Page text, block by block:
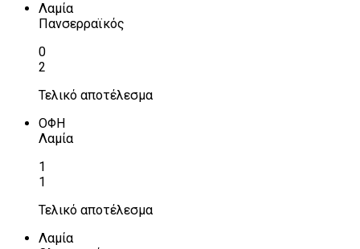
Λαμία
Πανσερραϊκός
0
2
Τελικό αποτέλεσμα
ΟΦΗ
Λαμία
1
1
Τελικό αποτέλεσμα
Λαμία